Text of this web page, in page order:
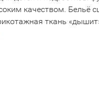
качеством.
ткань